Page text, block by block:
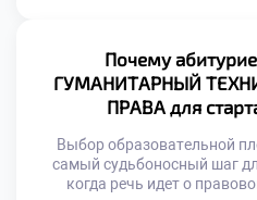
техникуме становится тем
который позволяет
Почему
ГУМАНИТАРНЫЙ
ПРАВА для
Выбор образовательной
самый судьбоносный шаг
когда речь идет о